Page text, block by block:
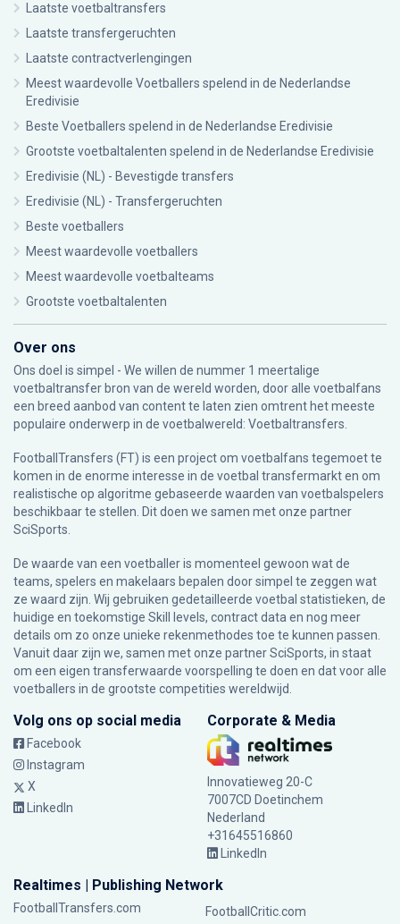
Laatste voetbaltransfers
Laatste transfergeruchten
Laatste contractverlengingen
Meest waardevolle Voetballers spelend in de Nederlandse
Eredivisie
Beste Voetballers spelend in de Nederlandse Eredivisie
Grootste voetbaltalenten spelend in de Nederlandse Eredivisie
Eredivisie (NL) - Bevestigde transfers
Eredivisie (NL) - Transfergeruchten
Beste voetballers
Meest waardevolle voetballers
Meest waardevolle voetbalteams
Grootste voetbaltalenten
Over ons
Ons doel is simpel - We willen de nummer 1 meertalige
voetbaltransfer bron van de wereld worden, door alle voetbalfans
een breed aanbod van content te laten zien omtrent het meeste
populaire onderwerp in de voetbalwereld: Voetbaltransfers.
FootballTransfers (FT) is een project om voetbalfans tegemoet te
komen in de enorme interesse in de voetbal transfermarkt en om
realistische op algoritme gebaseerde waarden van voetbalspelers
beschikbaar te stellen. Dit doen we samen met onze partner
SciSports
De waarde van een voetballer is momenteel gewoon wat de
teams, spelers en makelaars bepalen door simpel te zeggen wat
ze waard zijn. Wij gebruiken gedetailleerde voetbal statistieken, de
huidige en toekomstige Skill levels, contract data en nog meer
details om zo onze unieke rekenmethodes toe te kunnen passen.
Vanuit daar zijn we, samen met onze partner SciSports, in staat
om een eigen transferwaarde voorspelling te doen en dat voor alle
voetballers in de grootste competities wereldwijd.
Volg ons op social media
Facebook
Instagram
X
LinkedIn
Corporate & Media
Innovatieweg 20-C
7007CD Doetinchem
Nederland
+31645516860
LinkedIn
Realtimes | Publishing Network
FootballTransfers.com FootballCritic.com